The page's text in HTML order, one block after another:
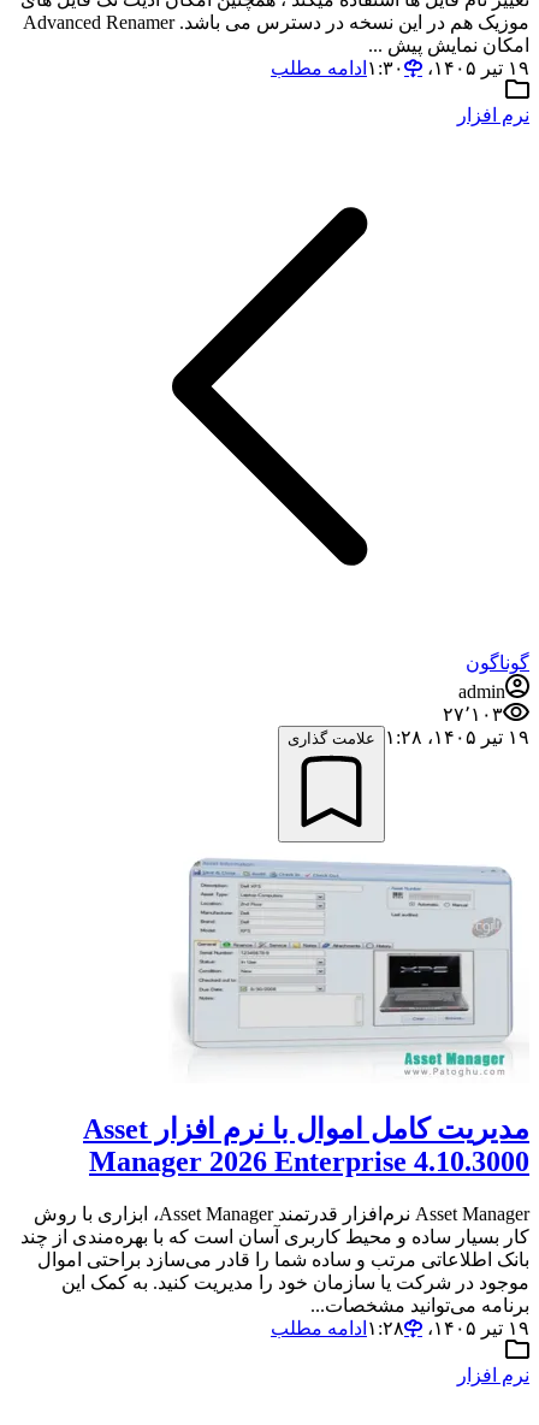
موزیک هم در این نسخه در دسترس می باشد. Advanced Renamer
امکان نمایش پیش ...
۱۹ تیر ۱۴۰۵،‏ ۱:۳۰
ادامه مطلب
نرم افزار
گوناگون
admin
۲۷٬۱۰۳
۱۹ تیر ۱۴۰۵،‏ ۱:۲۸
علامت گذاری
مدیریت کامل اموال با نرم افزار Asset
Manager 2026 Enterprise 4.10.3000
Asset Manager نرم‌افزار قدرتمند Asset Manager، ابزاری با روش
کار بسیار ساده و محیط کاربری آسان است که با بهره‌مندی از چند
بانک اطلاعاتی مرتب و ساده شما را قادر می‌سازد براحتی اموال
موجود در شرکت یا سازمان خود را مدیریت کنید. به کمک این
برنامه می‌توانید مشخصات...
۱۹ تیر ۱۴۰۵،‏ ۱:۲۸
ادامه مطلب
نرم افزار